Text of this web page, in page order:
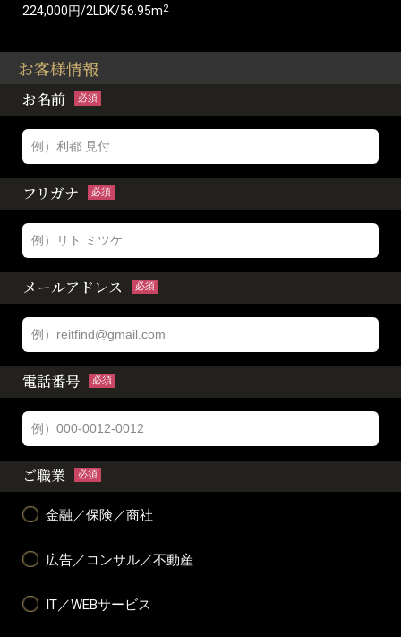
224,000円/2LDK/56.95m2
お客様情報
お名前 必須
フリガナ 必須
メールアドレス 必須
電話番号 必須
ご職業 必須
金融／保険／商社
広告／コンサル／不動産
IT／WEBサービス